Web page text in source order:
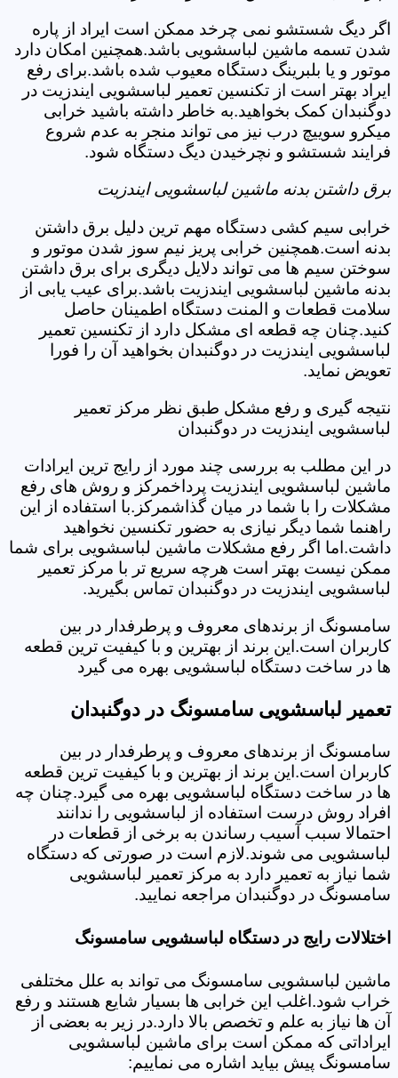
اگر دیگ شستشو نمی چرخد ممکن است ایراد از پاره
شدن تسمه ماشین لباسشویی باشد.همچنین امکان دارد
موتور و یا بلبرینگ دستگاه معیوب شده باشد.برای رفع
ایراد بهتر است از تکنسین تعمیر لباسشویی ایندزیت در
دوگنبدان کمک بخواهید.به خاطر داشته باشید خرابی
میکرو سوییچ درب نیز می تواند منجر به عدم شروع
فرایند شستشو و نچرخیدن دیگ دستگاه شود.
برق داشتن بدنه ماشین لباسشویی ایندزیت
خرابی سیم کشی دستگاه مهم ترین دلیل برق داشتن
بدنه است.همچنین خرابی پریز نیم سوز شدن موتور و
سوختن سیم ها می تواند دلایل دیگری برای برق داشتن
بدنه ماشین لباسشویی ایندزیت باشد.برای عیب یابی از
سلامت قطعات و المنت دستگاه اطمینان حاصل
کنید.چنان چه قطعه ای مشکل دارد از تکنسین تعمیر
لباسشویی ایندزیت در دوگنبدان بخواهید آن را فورا
تعویض نماید.
نتیجه گیری و رفع مشکل طبق نظر مرکز تعمیر
لباسشویی ایندزیت در دوگنبدان
در این مطلب به بررسی چند مورد از رایج ترین ایرادات
ماشین لباسشویی ایندزیت پرداخمرکز و روش های رفع
مشکلات را با شما در میان گذاشمرکز.با استفاده از این
راهنما شما دیگر نیازی به حضور تکنسین نخواهید
داشت.اما اگر رفع مشکلات ماشین لباسشویی برای شما
ممکن نیست بهتر است هرچه سریع تر با مرکز تعمیر
لباسشویی ایندزیت در دوگنبدان تماس بگیرید.
سامسونگ از برندهای معروف و پرطرفدار در بین
کاربران است.این برند از بهترین و با کیفیت ترین قطعه
ها در ساخت دستگاه لباسشویی بهره می گیرد
تعمیر لباسشویی سامسونگ در دوگنبدان
سامسونگ از برندهای معروف و پرطرفدار در بین
کاربران است.این برند از بهترین و با کیفیت ترین قطعه
ها در ساخت دستگاه لباسشویی بهره می گیرد.چنان چه
افراد روش درست استفاده از لباسشویی را ندانند
احتمالا سبب آسیب رساندن به برخی از قطعات در
لباسشویی می شوند.لازم است در صورتی که دستگاه
شما نیاز به تعمیر دارد به مرکز تعمیر لباسشویی
سامسونگ در دوگنبدان مراجعه نمایید.
اختلالات رایج در دستگاه لباسشویی سامسونگ
ماشین لباسشویی سامسونگ می تواند به علل مختلفی
خراب شود.اغلب این خرابی ها بسیار شایع هستند و رفع
آن ها نیاز به علم و تخصص بالا دارد.در زیر به بعضی از
ایراداتی که ممکن است برای ماشین لباسشویی
سامسونگ پیش بیاید اشاره می نماییم: